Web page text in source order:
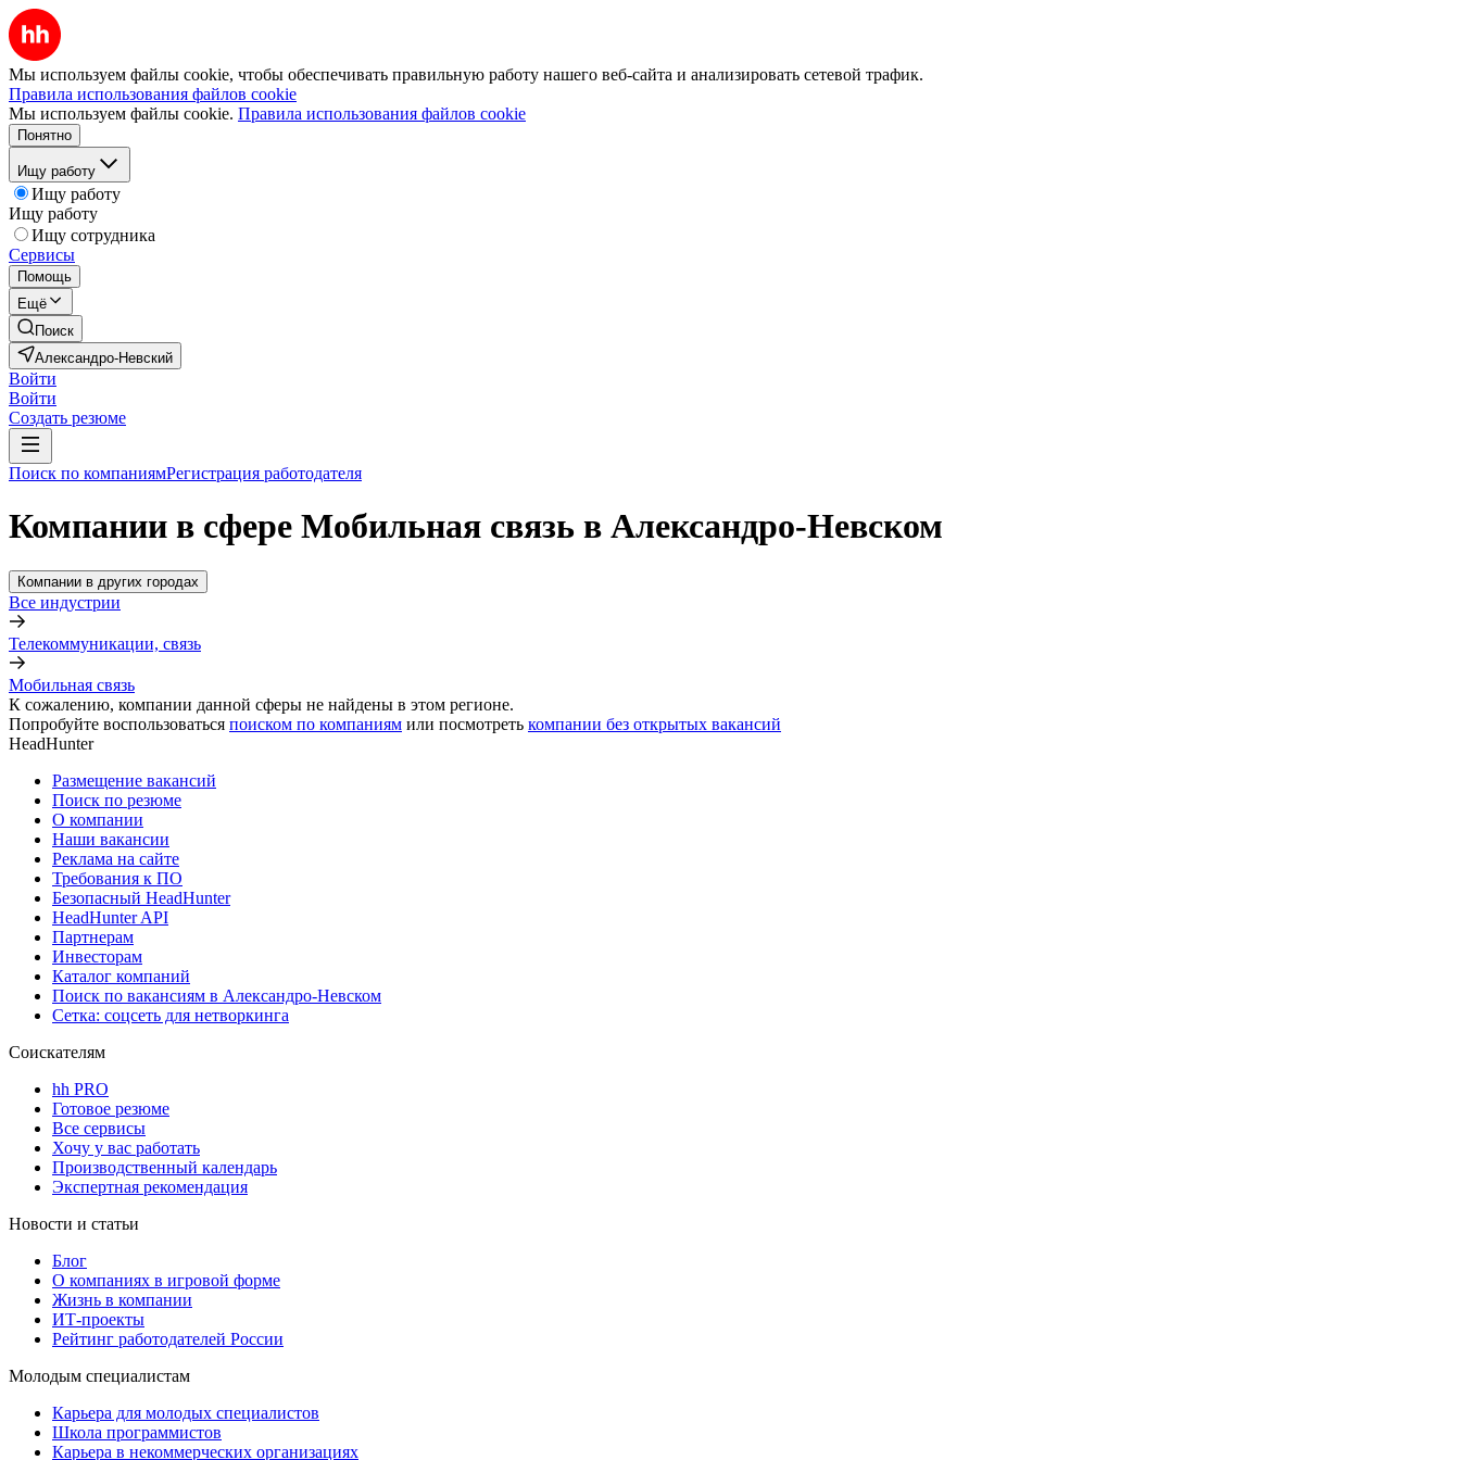
Мы используем файлы cookie, чтобы обеспечивать правильную работу нашего веб-сайта и анализировать сетевой трафик.
Правила использования файлов cookie
Мы используем файлы cookie. Правила использования файлов cookie
Понятно
Ищу работу
Ищу работу
Ищу работу
Ищу сотрудника
Сервисы
Помощь
Ещё
Поиск
Александро-Невский
Войти
Войти
Создать резюме
Поиск по компаниямРегистрация работодателя
Компании в сфере Мобильная связь в Александро-Невском
Компании в других городах
Все индустрии
Телекоммуникации, связь
Мобильная связь
К сожалению, компании данной сферы не найдены в этом регионе.
Попробуйте воспользоваться поиском по компаниям или посмотреть компании без открытых вакансий
HeadHunter
Размещение вакансий
Поиск по резюме
О компании
Наши вакансии
Реклама на сайте
Требования к ПО
Безопасный HeadHunter
HeadHunter API
Партнерам
Инвесторам
Каталог компаний
Поиск по вакансиям в Александро-Невском
Сетка: соцсеть для нетворкинга
Соискателям
hh PRO
Готовое резюме
Все сервисы
Хочу у вас работать
Производственный календарь
Экспертная рекомендация
Новости и статьи
Блог
О компаниях в игровой форме
Жизнь в компании
ИТ-проекты
Рейтинг работодателей России
Молодым специалистам
Карьера для молодых специалистов
Школа программистов
Карьера в некоммерческих организациях